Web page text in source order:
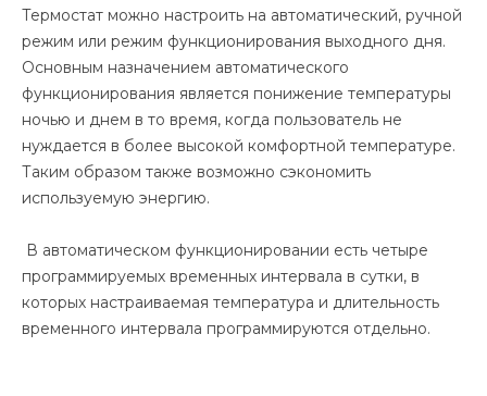
Термостат можно настроить на автоматический, ручной
режим или режим функционирования выходного дня.
Основным назначением автоматического
функционирования является понижение температуры
ночью и днем в то время, когда пользователь не
нуждается в более высокой комфортной температуре.
Таким образом также возможно сэкономить
используемую энергию.
В автоматическом функционировании есть четыре
программируемых временных интервала в сутки, в
которых настраиваемая температура и длительность
временного интервала программируются отдельно.